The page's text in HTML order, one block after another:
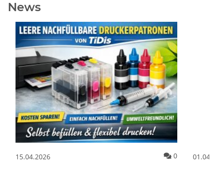
News
15.04.2026 Kommentare
0